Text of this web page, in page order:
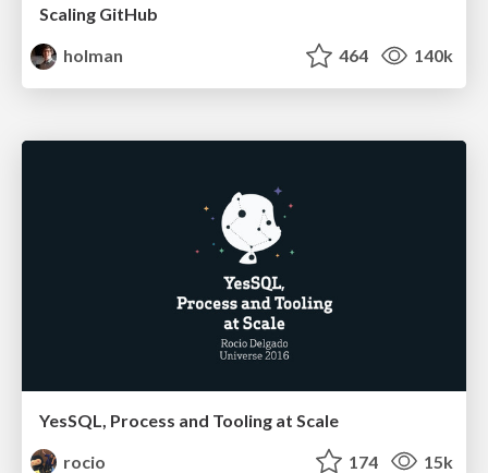
Scaling GitHub
holman
464 140k
YesSQL, Process and Tooling at Scale
rocio
174 15k